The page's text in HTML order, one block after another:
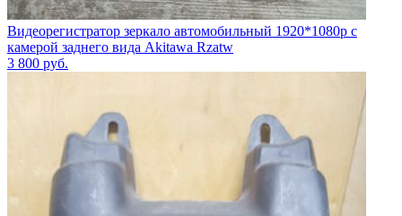
Видеорегистратор зеркало автомобильный 1920*1080p с
камерой заднего вида Akitawa Rzatw
3 800 руб.